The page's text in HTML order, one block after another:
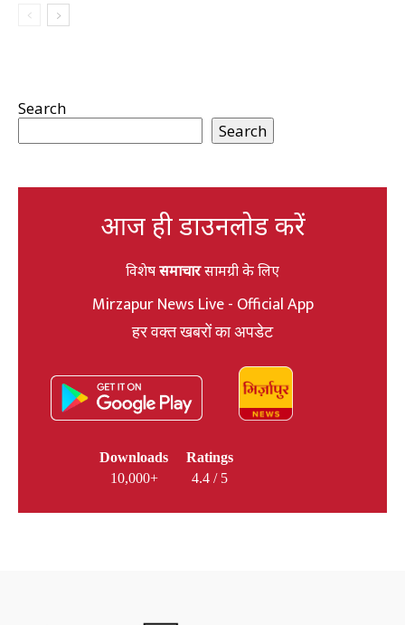
Search
Search
आज ही डाउनलोड करें
विशेषसमाचारसामग्री के लिए
Mirzapur News Live - Official App
हर वक्त खबरों का अपडेट
Downloads
10,000+
Ratings
4.4 / 5